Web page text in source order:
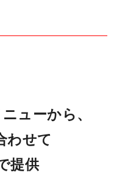
ューから、
わせて
提供